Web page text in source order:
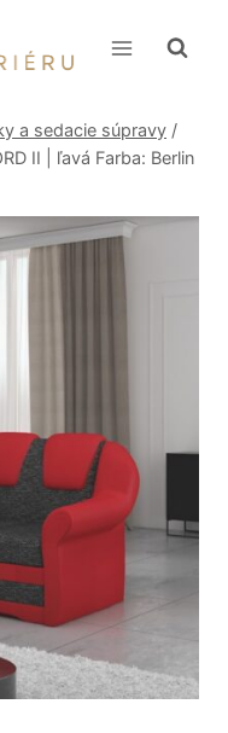
a sedacie súpravy /
II | ľavá Farba: Berlin